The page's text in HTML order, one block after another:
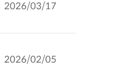
2026/03/17
2026/02/05